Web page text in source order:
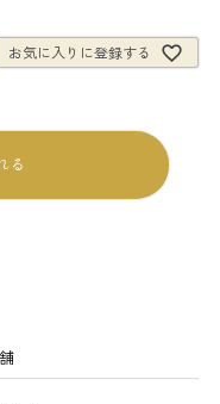
お気に入りに登録する
る